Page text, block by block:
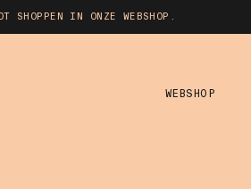
SHOPPEN IN ONZE WEBSHOP.
WEBSHOP